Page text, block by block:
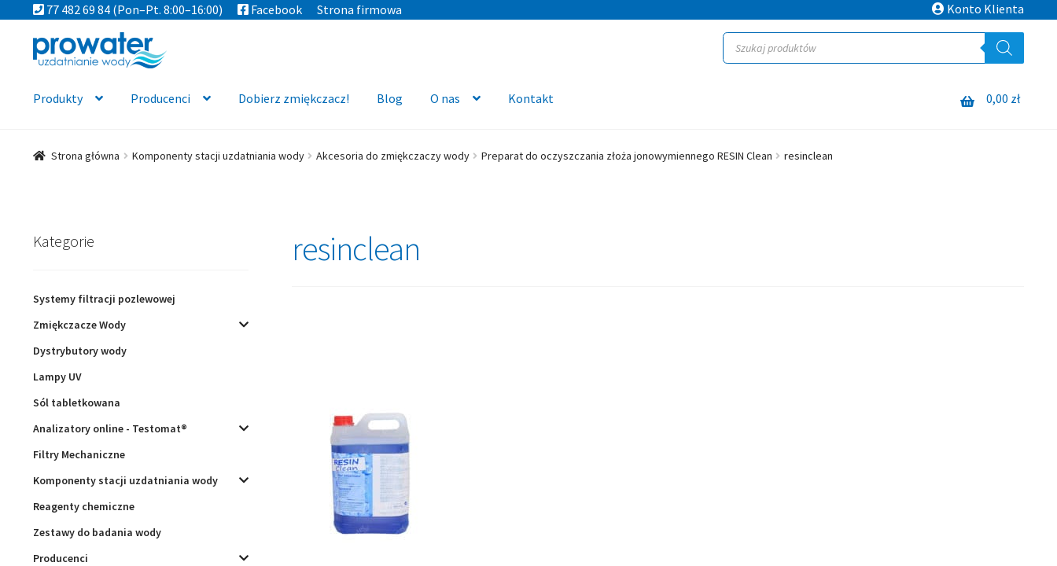
77 482 69 84(Pon–Pt. 8:00–16:00) Facebook Strona firmowa Konto Klienta
Przejdź
do
Przejdź
do
Wyszukiwarka
produktów
Produkty Producenci Dobierz zmiękczacz! Blog O nas Kontakt 0,00 zł
Strona główna Komponenty stacji uzdatniania wody Akcesoria do zmiękczaczy wody Preparat do oczyszczania złoża jonowymiennego RESIN Clean resinclean
resinclean
Kategorie
Systemy filtracji pozlewowej
Zmiękczacze Wody
Dystrybutory wody
Lampy UV
Sól tabletkowana
Analizatory online - Testomat®
Filtry Mechaniczne
Komponenty stacji uzdatniania wody
Reagenty chemiczne
Zestawy do badania wody
Producenci